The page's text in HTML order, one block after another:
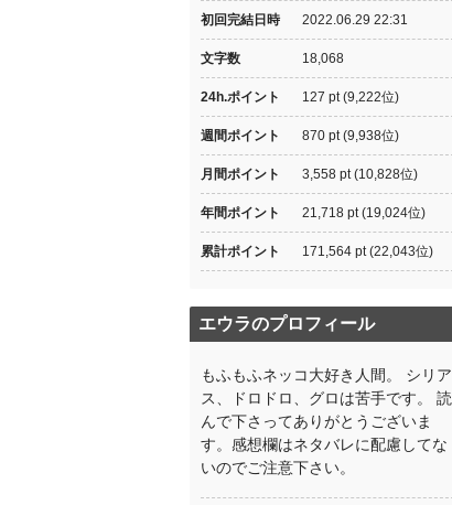
初回完結日時 2022.06.29 22:31
文字数 18,068
24h.ポイント 127 pt (9,222位)
週間ポイント 870 pt (9,938位)
月間ポイント 3,558 pt (10,828位)
年間ポイント 21,718 pt (19,024位)
累計ポイント 171,564 pt (22,043位)
エウラのプロフィール
もふもふネッコ大好き人間。 シリア
ス、ドロドロ、グロは苦手です。 読
んで下さってありがとうございま
す。感想欄はネタバレに配慮してな
いのでご注意下さい。